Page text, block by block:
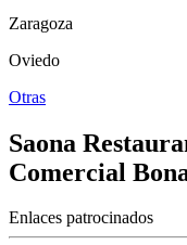
Zaragoza
Oviedo
Otras
Saona
Comercial
Enlaces patrocinados